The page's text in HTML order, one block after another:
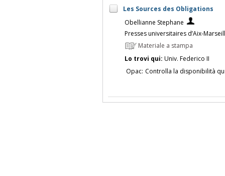
Les Sources des Obligations
Obellianne Stephane
Presses universitaires d’Aix-
Materiale a stampa
Lo trovi qui: Univ. Federico II
Opac: Controlla la disponibilità